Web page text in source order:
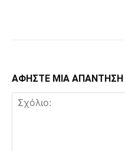
ΑΦΗΣΤΕ ΜΙΑ ΑΠΑΝΤΗΣΗ